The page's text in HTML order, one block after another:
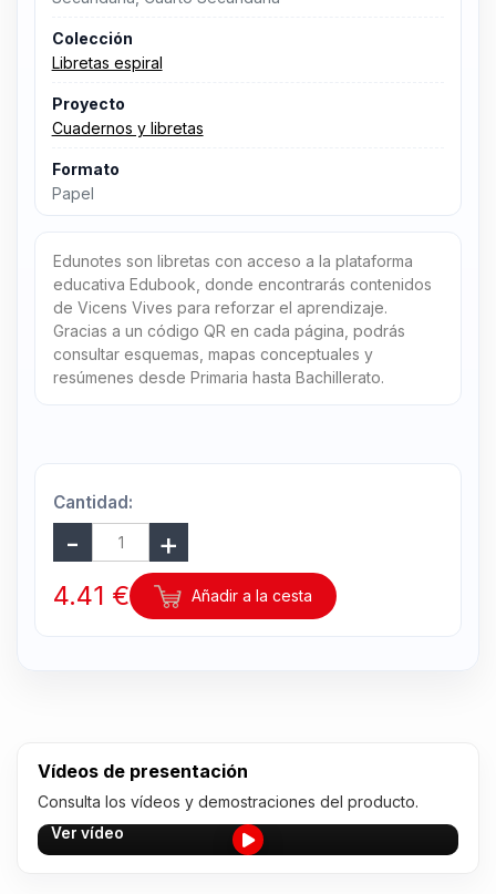
Colección
Libretas espiral
Proyecto
Cuadernos y libretas
Formato
Papel
Edunotes son libretas con acceso a la plataforma
educativa Edubook, donde encontrarás contenidos
de Vicens Vives para reforzar el aprendizaje.
Gracias a un código QR en cada página, podrás
consultar esquemas, mapas conceptuales y
resúmenes desde Primaria hasta Bachillerato.
Cantidad:
4.41 € Añadir a la cesta
Vídeos de presentación
Consulta los vídeos y demostraciones del producto.
Ver vídeo